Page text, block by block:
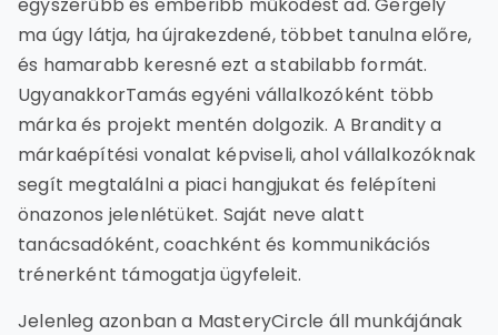
egyszerűbb és emberibb működést ad. Gergely
ma úgy látja, ha újrakezdené, többet tanulna előre,
és hamarabb keresné ezt a stabilabb formát.
UgyanakkorTamás egyéni vállalkozóként több
márka és projekt mentén dolgozik. A Brandity a
márkaépítési vonalat képviseli, ahol vállalkozóknak
segít megtalálni a piaci hangjukat és felépíteni
önazonos jelenlétüket. Saját neve alatt
tanácsadóként, coachként és kommunikációs
trénerként támogatja ügyfeleit.
Jelenleg azonban a MasteryCircle áll munkájának